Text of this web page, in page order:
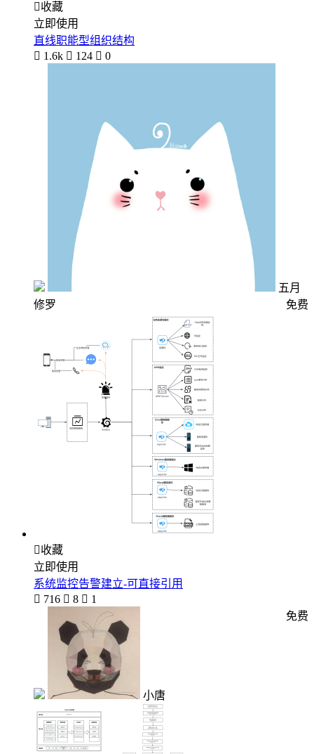
收藏
立即使用
直线职能型组织结构
 1.6k  124  0
五月
修罗
免费
收藏
立即使用
系统监控告警建立-可直接引用
 716  8  1
小唐
免费